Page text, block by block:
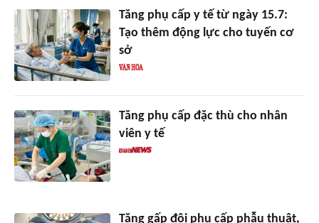
Tăng phụ cấp y tế từ ngày 15.7:
Tạo thêm động lực cho tuyến cơ
sở
Tăng phụ cấp đặc thù cho nhân
viên y tế
Tăng gấp đôi phụ cấp phẫu thuật,